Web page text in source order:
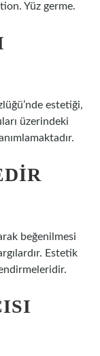
Yüz germe.
estetiği,
üzerindeki
beğenilmesi
Estetik